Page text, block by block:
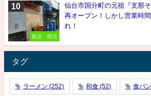
新店・閉店
仙台市国分町の元祖『支那
再オープン！しかし営業時
れ！
タグ
ラーメン (252) 和食 (52) 食パン